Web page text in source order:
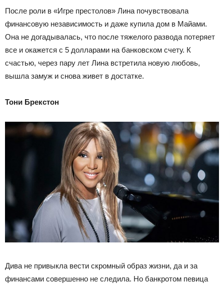
После роли в «Игре престолов» Лина почувствовала
финансовую независимость и даже купила дом в Майами.
Она не догадывалась, что после тяжелого развода потеряет
все и окажется с 5 долларами на банковском счету. К
счастью, через пару лет Лина встретила новую любовь,
вышла замуж и снова живет в достатке.
Тони Брекстон
Дива не привыкла вести скромный образ жизни, да и за
финансами совершенно не следила. Но банкротом певица